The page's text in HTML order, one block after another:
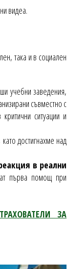
видеа.
така и в социален
учебни заведения,
съвместно с
ситуации и
достигнахме над
в реални
първа помощ при
ЗА